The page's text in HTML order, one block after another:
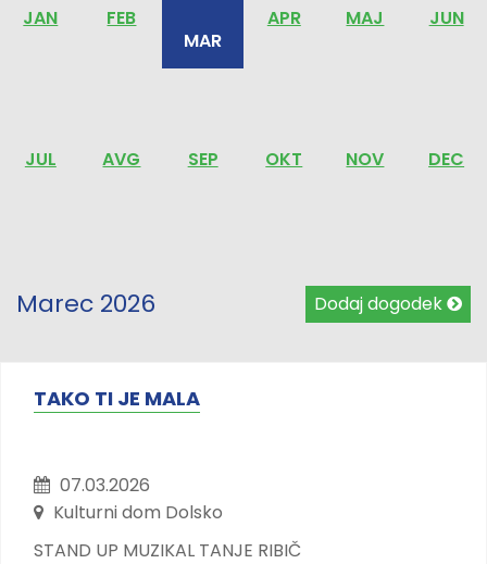
JAN
FEB
MAR
APR MAJ JUN
JUL AVG SEP OKT NOV DEC
Marec 2026 Dodaj dogodek
TAKO TI JE MALA
07.03.2026
Kulturni dom Dolsko
STAND UP MUZIKAL TANJE RIBIČ